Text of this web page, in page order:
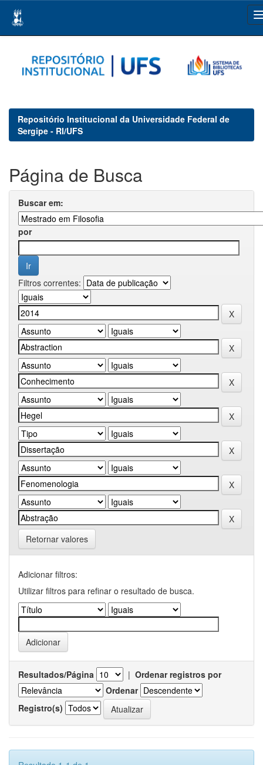
navigation
Repositório Institucional da Universidade Federal de
Sergipe - RI/UFS
Página de Busca
Buscar em:
por
Filtros correntes:
Retornar valores
Adicionar filtros:
Utilizar filtros para refinar o resultado de busca.
Resultados/Página | Ordenar registros por
Ordenar
Registro(s)